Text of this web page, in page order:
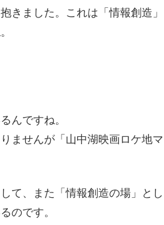
きました。これは「情報創造」
んですね。
ませんが「山中湖映画ロケ地マ
て、また「情報創造の場」とし
のです。